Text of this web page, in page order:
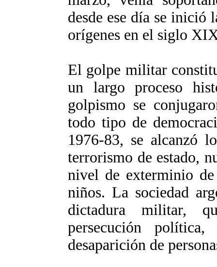
desde ese día se inició
orígenes en el siglo
El golpe militar
un largo proceso
golpismo se
todo tipo de
1976-83, se alcanzó
terrorismo de estado,
nivel de exterminio
niños. La sociedad
dictadura militar,
persecución
desaparición de